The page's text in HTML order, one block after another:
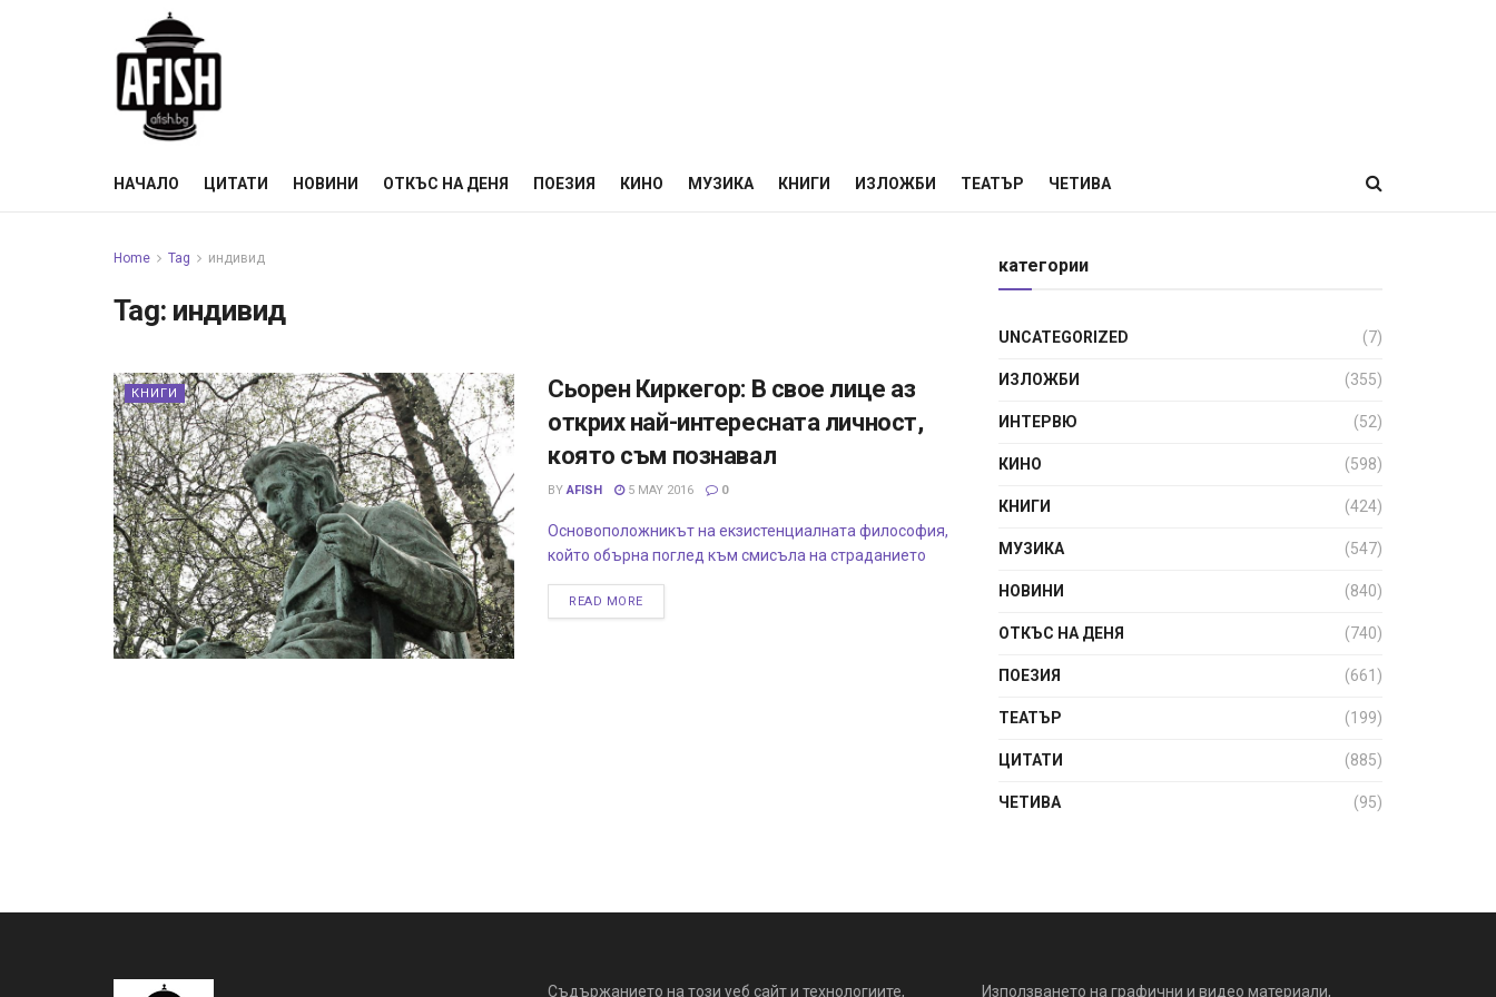
НАЧАЛО ЦИТАТИ НОВИНИ ОТКЪС НА ДЕНЯ ПОЕЗИЯ КИНО МУЗИКА КНИГИ ИЗЛОЖБИ ТЕАТЪР ЧЕТИВА
Home Tag индивид
Tag: индивид
КНИГИ
Сьорен Киркегор: В свое лице аз
открих най-интересната личност,
която съм познавал
BY AFISH 5 MAY 2016 0
Основоположникът на екзистенциалната философия,
който обърна поглед към смисъла на страданието
READ MORE
категории
UNCATEGORIZED (7)
ИЗЛОЖБИ (355)
ИНТЕРВЮ (52)
КИНО (598)
КНИГИ (424)
МУЗИКА (547)
НОВИНИ (840)
ОТКЪС НА ДЕНЯ (740)
ПОЕЗИЯ (661)
ТЕАТЪР (199)
ЦИТАТИ (885)
ЧЕТИВА (95)
Съдържанието на този уеб сайт и технологиите, Използването на графични и видео материали,